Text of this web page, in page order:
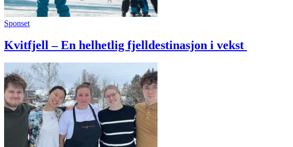
Sponset
Kvitfjell – En helhetlig fjelldestinasjon i vekst